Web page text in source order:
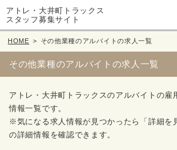
アトレ・大井町トラックス
スタッフ募集サイト
HOME > その他業種のアルバイトの求人一覧
その他業種のアルバイトの求人一覧
アトレ・大井町トラックスのアルバイトの雇
情報一覧です。
※気になる求人情報が見つかったら「詳細を
の詳細情報を確認できます。